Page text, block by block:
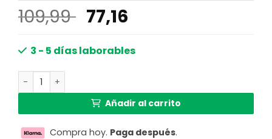
109,99 El
precio
original
77,16
actual
3 - 5 días laborables
Lámpara de techo rural blanca cuadrada Globo Carla
Añadir al carrito
Compra hoy. Paga después.